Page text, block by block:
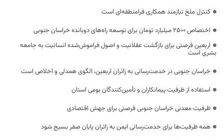
کنترل ملخ نیازمند همکاری فرامنطقه‌ای است
اختصاص 2500 میلیارد تومان برای توسعه راه‌های دوبانده خراسان جنوبی
اربعین فرصتی برای بازگشت عقلانیت و اصول فراموش‌شده انسانیت به جامعه
بشری است
خراسان جنوبی در خدمت‌رسانی به زائران اربعین، الگوی همدلی و اخلاص است
استفاده از ظرفیت پیمانکاران و تأمین‌کنندگان بومی استان
ظرفیت معدنی خراسان جنوبی فرصتی برای جهش اقتصادی
همه ظرفیت‌ها برای خدمت‌رسانی ایمن به زائران پایان صفر بسیج شود